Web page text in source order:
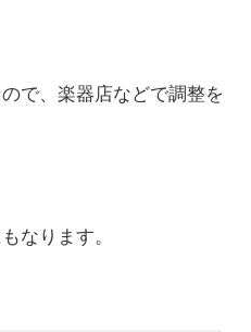
で、楽器店などで調整を
なります。